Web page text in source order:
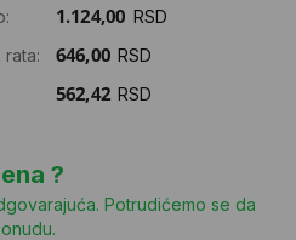
RSD
rata:
RSD
RSD
?
Potrudićemo se da